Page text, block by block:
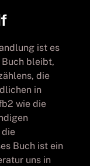
ist es
bleibt,
die
in
wie die
die
Buch ist ein
uns in